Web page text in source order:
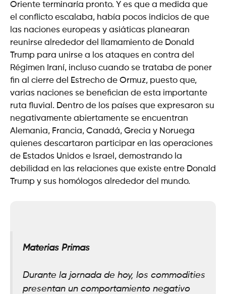
Oriente terminaría pronto. Y es que a medida que
el conflicto escalaba, había pocos indicios de que
las naciones europeas y asiáticas planearan
reunirse alrededor del llamamiento de Donald
Trump para unirse a los ataques en contra del
Régimen Iraní, incluso cuando se trataba de poner
fin al cierre del Estrecho de Ormuz, puesto que,
varias naciones se benefician de esta importante
ruta fluvial. Dentro de los países que expresaron su
negativamente abiertamente se encuentran
Alemania, Francia, Canadá, Grecia y Noruega
quienes descartaron participar en las operaciones
de Estados Unidos e Israel, demostrando la
debilidad en las relaciones que existe entre Donald
Trump y sus homólogos alrededor del mundo.
Materias Primas
Durante la jornada de hoy, los commodities
presentan un comportamiento negativo